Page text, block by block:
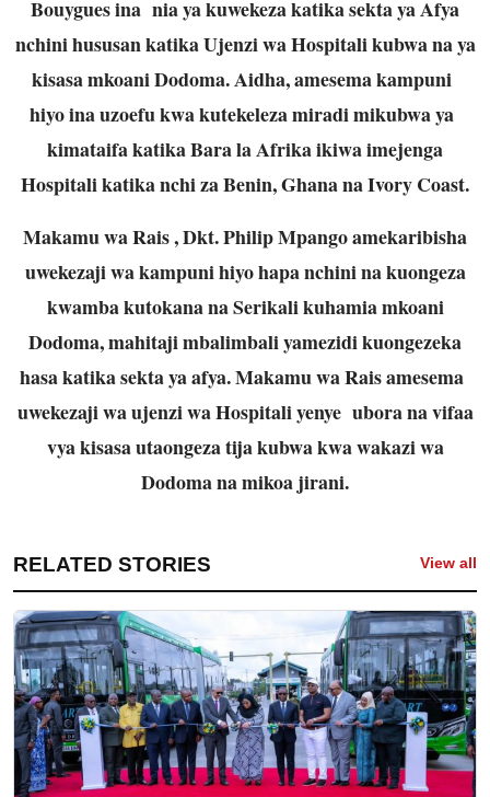
Bouygues ina nia ya kuwekeza katika sekta ya Afya
nchini hususan katika Ujenzi wa Hospitali kubwa na ya
kisasa mkoani Dodoma. Aidha, amesema kampuni
hiyo ina uzoefu kwa kutekeleza miradi mikubwa ya
kimataifa katika Bara la Afrika ikiwa imejenga
Hospitali katika nchi za Benin, Ghana na Ivory Coast.
Makamu wa Rais , Dkt. Philip Mpango amekaribisha
uwekezaji wa kampuni hiyo hapa nchini na kuongeza
kwamba kutokana na Serikali kuhamia mkoani
Dodoma, mahitaji mbalimbali yamezidi kuongezeka
hasa katika sekta ya afya. Makamu wa Rais amesema
uwekezaji wa ujenzi wa Hospitali yenye ubora na vifaa
vya kisasa utaongeza tija kubwa kwa wakazi wa
Dodoma na mikoa jirani.
RELATED STORIES View all